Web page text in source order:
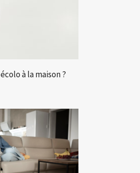
à la maison ?